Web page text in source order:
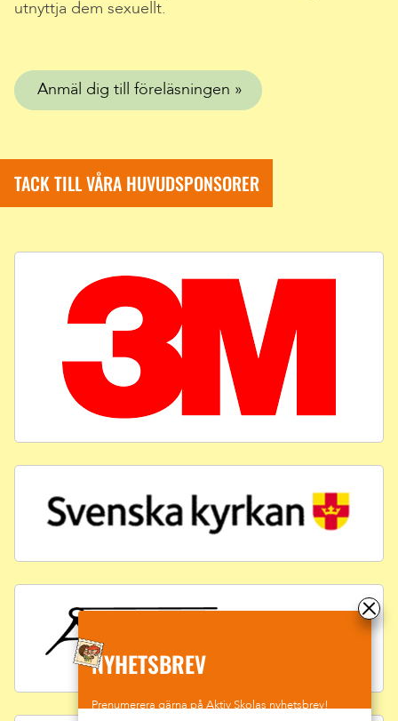
utnyttja dem sexuellt.
Anmäl dig till föreläsningen
TACK TILL VÅRA HUVUDSPONSORER
NYHETSBREV
Prenumerera gärna på Aktiv Skolas nyhetsbrev!